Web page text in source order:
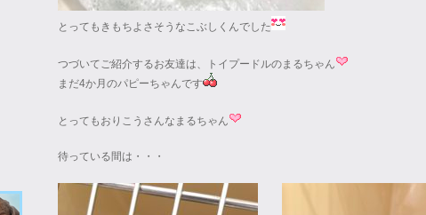
とってもきもちよさそうなこぶしくんでした
つづいてご紹介するお友達は、トイプードルのまるちゃん
まだ4か月のパピーちゃんです
とってもおりこうさんなまるちゃん
待っている間は・・・